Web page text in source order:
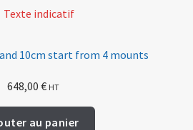
10cm start from 4 mounts
648,00 € HT
au panier